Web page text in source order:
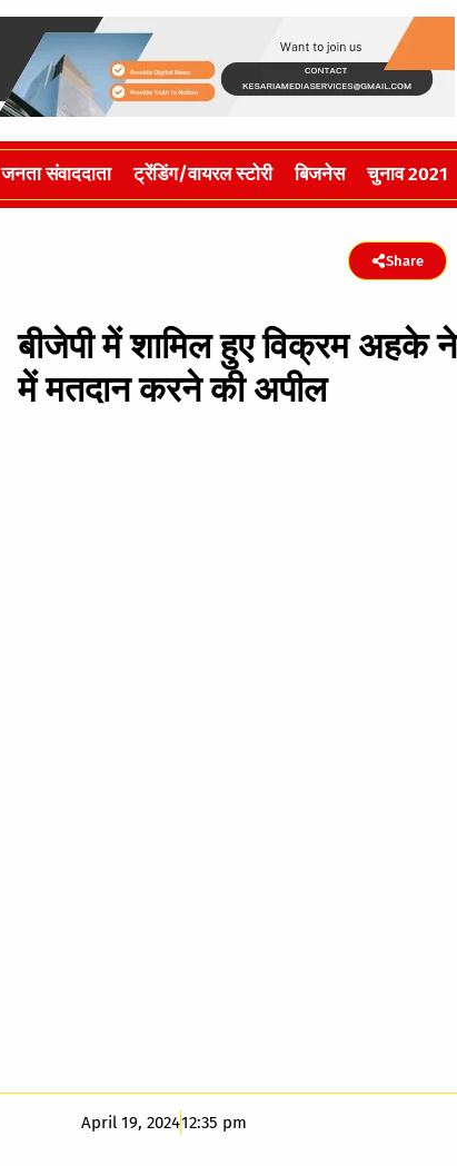
जनता संवाददाता ट्रेंडिंग/वायरल स्टोरी बिजनेस चुनाव 2021
Share
बीजेपी में शामिल हुए विक्रम
में मतदान करने की अपील
April 19, 202412:35 pm